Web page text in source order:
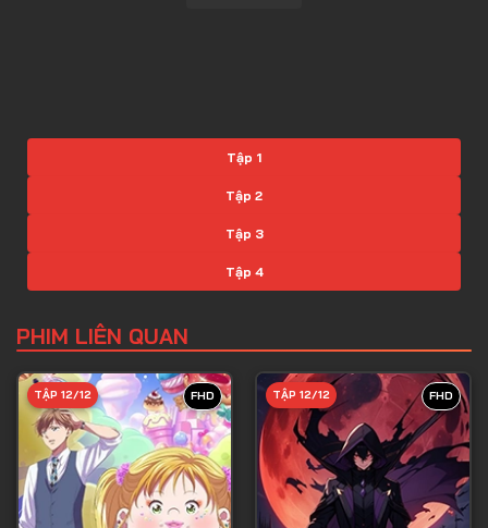
Tập 1
Tập 2
Tập 3
Tập 4
Tập 6
Tập 7
Tập 8
Tập 9
Tập 10
PHIM LIÊN QUAN
FHD
TẬP 12/12 FHD
TẬP 12/12